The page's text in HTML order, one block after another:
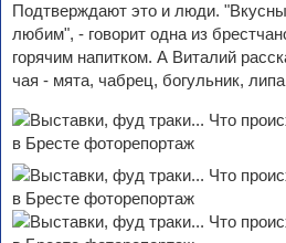
Подтверждают это и люди.
любим", - говорит одна из
горячим напитком. А Виталий
чая - мята, чабрец, богульник,